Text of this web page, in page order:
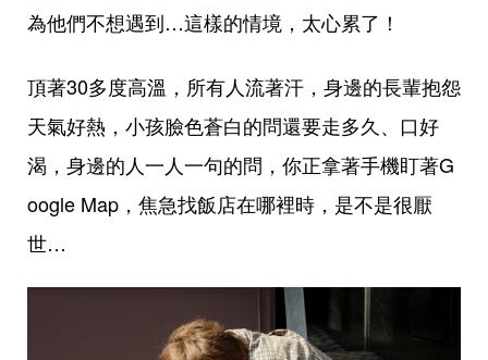
為他們不想遇到…這樣的情境，太心累了！
頂著30多度高溫，所有人流著汗，身邊的長輩抱怨
天氣好熱，小孩臉色蒼白的問還要走多久、口好
渴，身邊的人一人一句的問，你正拿著手機盯著G
oogle Map，焦急找飯店在哪裡時，是不是很厭
世…